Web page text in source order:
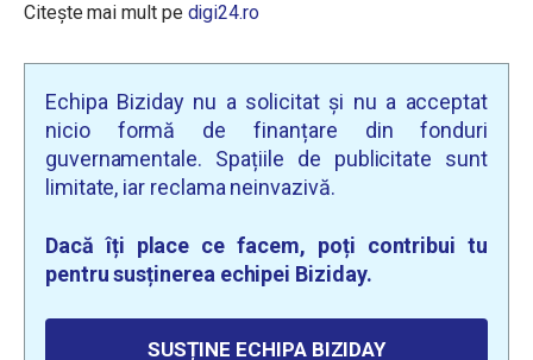
Citește mai mult pe digi24.ro
Echipa Biziday nu a solicitat și nu a acceptat
nicio formă de finanțare din fonduri
guvernamentale. Spațiile de publicitate sunt
limitate, iar reclama neinvazivă.
Dacă îți place ce facem, poți contribui tu
pentru susținerea echipei Biziday.
SUSȚINE ECHIPA BIZIDAY